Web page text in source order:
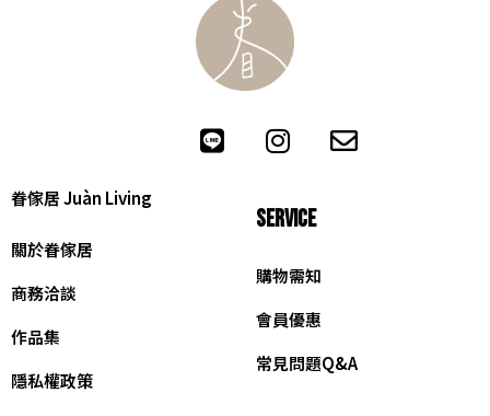
眷傢居 Juàn Living
關於眷傢居
商務洽談
作品集
隱私權政策
SERVICE
購物需知
會員優惠
常見問題Q&A